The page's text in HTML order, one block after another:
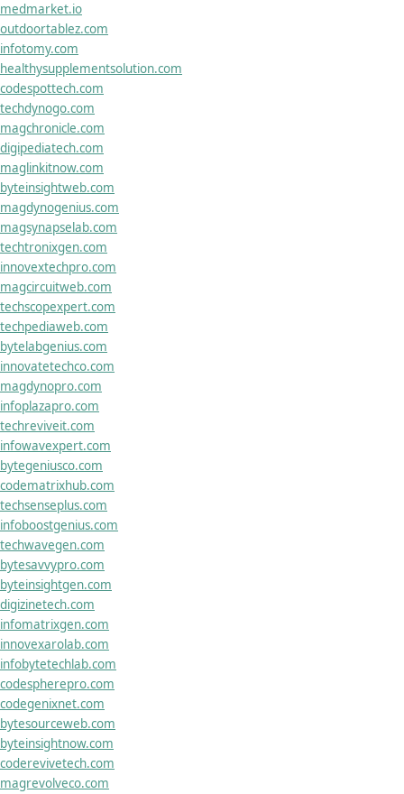
medmarket.io
outdoortablez.com
infotomy.com
healthysupplementsolution.com
codespottech.com
techdynogo.com
magchronicle.com
digipediatech.com
maglinkitnow.com
byteinsightweb.com
magdynogenius.com
magsynapselab.com
techtronixgen.com
innovextechpro.com
magcircuitweb.com
techscopexpert.com
techpediaweb.com
bytelabgenius.com
innovatetechco.com
magdynopro.com
infoplazapro.com
techreviveit.com
infowavexpert.com
bytegeniusco.com
codematrixhub.com
techsenseplus.com
infoboostgenius.com
techwavegen.com
bytesavvypro.com
byteinsightgen.com
digizinetech.com
infomatrixgen.com
innovexarolab.com
infobytetechlab.com
codespherepro.com
codegenixnet.com
bytesourceweb.com
byteinsightnow.com
coderevivetech.com
magrevolveco.com